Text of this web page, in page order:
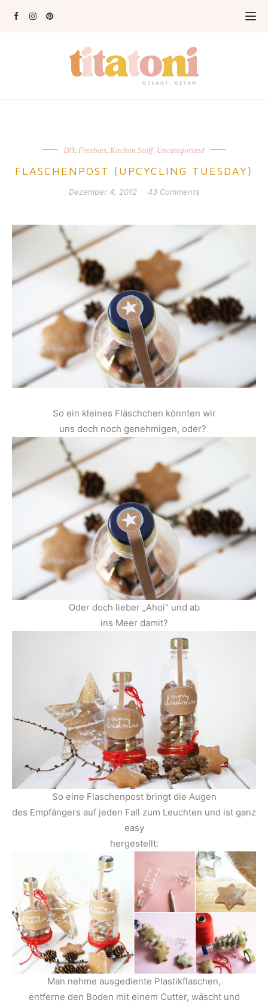
DIY, Freebies, Kitchen Stuff, Uncategorized
FLASCHENPOST {UPCYCLING TUESDAY}
Dezember 4, 2012 43 Comments
So ein kleines Fläschchen könnten wir
uns doch noch genehmigen, oder?
Oder doch lieber „Ahoi“ und ab
ins Meer damit?
So eine Flaschenpost bringt die Augen
des Empfängers auf jeden Fall zum Leuchten und ist ganz
easy
hergestellt:
Man nehme ausgediente Plastikflaschen,
entferne den Boden mit einem Cutter, wäscht und